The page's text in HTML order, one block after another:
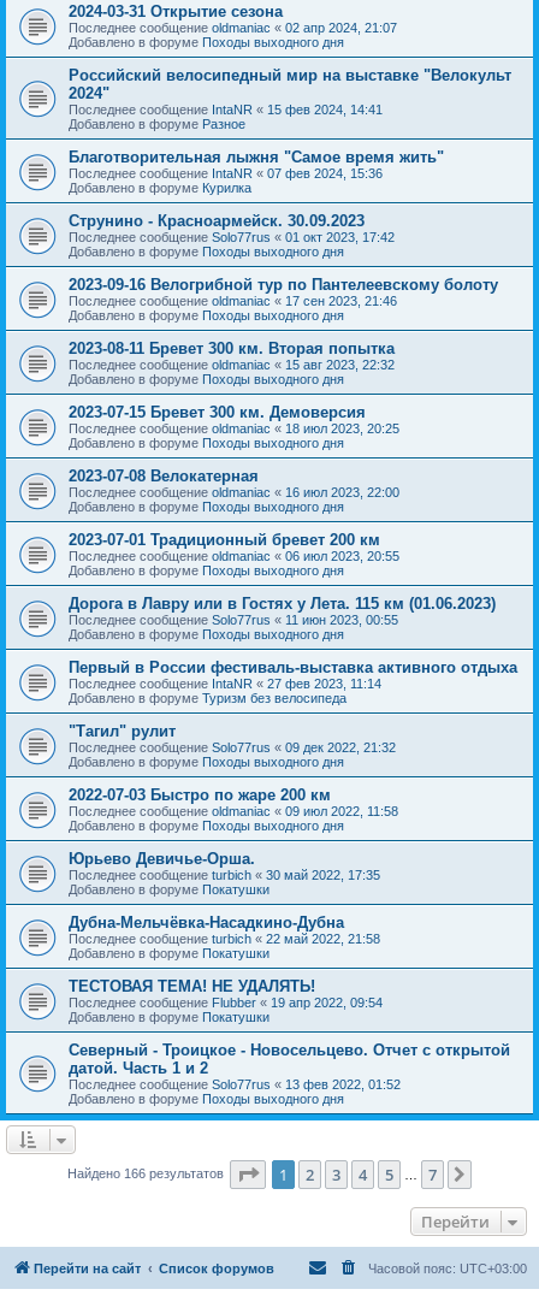
2024-03-31 Открытие сезона
Последнее сообщение oldmaniac « 02 апр 2024, 21:07
Добавлено в форуме Походы выходного дня
Российский велосипедный мир на выставке "Велокульт
2024"
Последнее сообщение IntaNR « 15 фев 2024, 14:41
Добавлено в форуме Разное
Благотворительная лыжня "Самое время жить"
Последнее сообщение IntaNR « 07 фев 2024, 15:36
Добавлено в форуме Курилка
Струнино - Красноармейск. 30.09.2023
Последнее сообщение Solo77rus « 01 окт 2023, 17:42
Добавлено в форуме Походы выходного дня
2023-09-16 Велогрибной тур по Пантелеевскому болоту
Последнее сообщение oldmaniac « 17 сен 2023, 21:46
Добавлено в форуме Походы выходного дня
2023-08-11 Бревет 300 км. Вторая попытка
Последнее сообщение oldmaniac « 15 авг 2023, 22:32
Добавлено в форуме Походы выходного дня
2023-07-15 Бревет 300 км. Демоверсия
Последнее сообщение oldmaniac « 18 июл 2023, 20:25
Добавлено в форуме Походы выходного дня
2023-07-08 Велокатерная
Последнее сообщение oldmaniac « 16 июл 2023, 22:00
Добавлено в форуме Походы выходного дня
2023-07-01 Традиционный бревет 200 км
Последнее сообщение oldmaniac « 06 июл 2023, 20:55
Добавлено в форуме Походы выходного дня
Дорога в Лавру или в Гостях у Лета. 115 км (01.06.2023)
Последнее сообщение Solo77rus « 11 июн 2023, 00:55
Добавлено в форуме Походы выходного дня
Первый в России фестиваль-выставка активного отдыха
Последнее сообщение IntaNR « 27 фев 2023, 11:14
Добавлено в форуме Туризм без велосипеда
"Тагил" рулит
Последнее сообщение Solo77rus « 09 дек 2022, 21:32
Добавлено в форуме Походы выходного дня
2022-07-03 Быстро по жаре 200 км
Последнее сообщение oldmaniac « 09 июл 2022, 11:58
Добавлено в форуме Походы выходного дня
Юрьево Девичье-Орша.
Последнее сообщение turbich « 30 май 2022, 17:35
Добавлено в форуме Покатушки
Дубна-Мельчёвка-Насадкино-Дубна
Последнее сообщение turbich « 22 май 2022, 21:58
Добавлено в форуме Покатушки
ТЕСТОВАЯ ТЕМА! НЕ УДАЛЯТЬ!
Последнее сообщение Flubber « 19 апр 2022, 09:54
Добавлено в форуме Покатушки
Северный - Троицкое - Новосельцево. Отчет с открытой
датой. Часть 1 и 2
Последнее сообщение Solo77rus « 13 фев 2022, 01:52
Добавлено в форуме Походы выходного дня
Найдено 166 результатов Страница из
1 2 3 4 5 7
Перейти
Перейти на сайт Список форумов Часовой пояс: UTC+03:00